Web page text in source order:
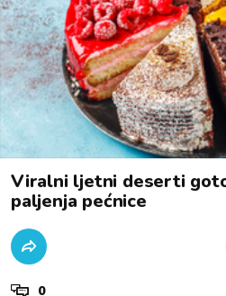
Viralni ljetni deserti
paljenja pećnice
0